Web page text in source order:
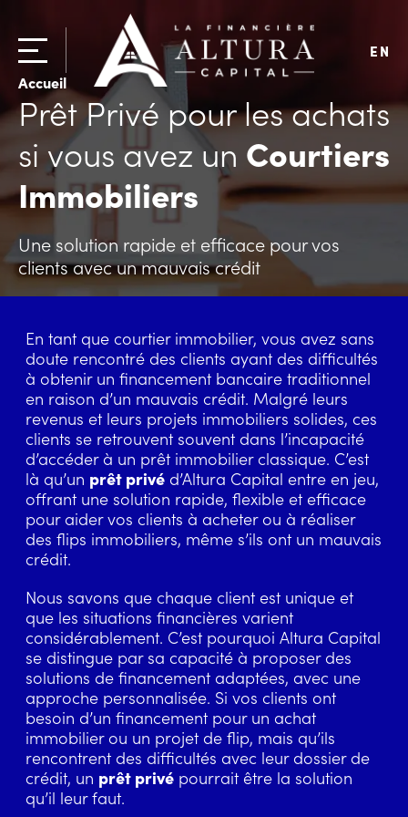
EN
Accueil
Prêt Privé pour les achats
si vous avez un Courtiers
Immobiliers
Une solution rapide et efficace pour vos
clients avec un mauvais crédit
En tant que courtier immobilier, vous avez sans
doute rencontré des clients ayant des difficultés
à obtenir un financement bancaire traditionnel
en raison d’un mauvais crédit. Malgré leurs
revenus et leurs projets immobiliers solides, ces
clients se retrouvent souvent dans l’incapacité
d’accéder à un prêt immobilier classique. C’est
là qu’un prêt privé d’Altura Capital entre en jeu,
offrant une solution rapide, flexible et efficace
pour aider vos clients à acheter ou à réaliser
des flips immobiliers, même s’ils ont un mauvais
crédit.
Nous savons que chaque client est unique et
que les situations financières varient
considérablement. C’est pourquoi Altura Capital
se distingue par sa capacité à proposer des
solutions de financement adaptées, avec une
approche personnalisée. Si vos clients ont
besoin d’un financement pour un achat
immobilier ou un projet de flip, mais qu’ils
rencontrent des difficultés avec leur dossier de
crédit, un prêt privé pourrait être la solution
qu’il leur faut.